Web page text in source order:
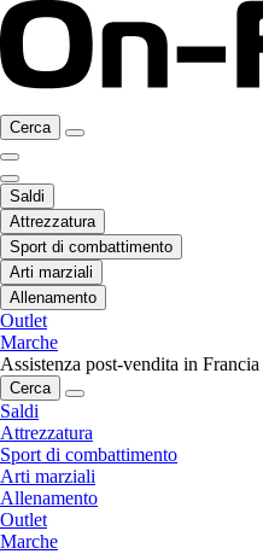
Cerca
Saldi
Attrezzatura
Sport di combattimento
Arti marziali
Allenamento
Outlet
Marche
Assistenza post-vendita in Francia
Cerca
Saldi
Attrezzatura
Sport di combattimento
Arti marziali
Allenamento
Outlet
Marche